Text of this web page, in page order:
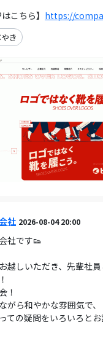
こちら】 https://
き
社 2026-08-04 20:00
社です👟
越しいただき、先輩社
！
がら和やかな雰囲気で、
ての疑問をいろいろと